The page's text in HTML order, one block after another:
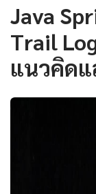
Java
Trail
แนวคิด